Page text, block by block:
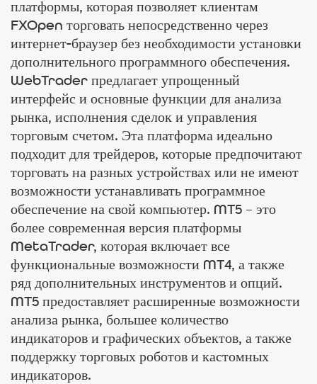
платформы, которая позволяет клиентам
FXOpen торговать непосредственно через
интернет-браузер без необходимости установки
дополнительного программного обеспечения.
WebTrader предлагает упрощенный
интерфейс и основные функции для анализа
рынка, исполнения сделок и управления
торговым счетом. Эта платформа идеально
подходит для трейдеров, которые предпочитают
торговать на разных устройствах или не имеют
возможности устанавливать программное
обеспечение на свой компьютер. MT5 – это
более современная версия платформы
MetaTrader, которая включает все
функциональные возможности MT4, а также
ряд дополнительных инструментов и опций.
MT5 предоставляет расширенные возможности
анализа рынка, большее количество
индикаторов и графических объектов, а также
поддержку торговых роботов и кастомных
индикаторов.